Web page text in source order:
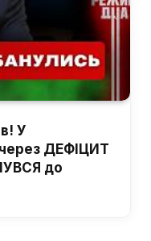
У
ДЕФІЦИТ
до